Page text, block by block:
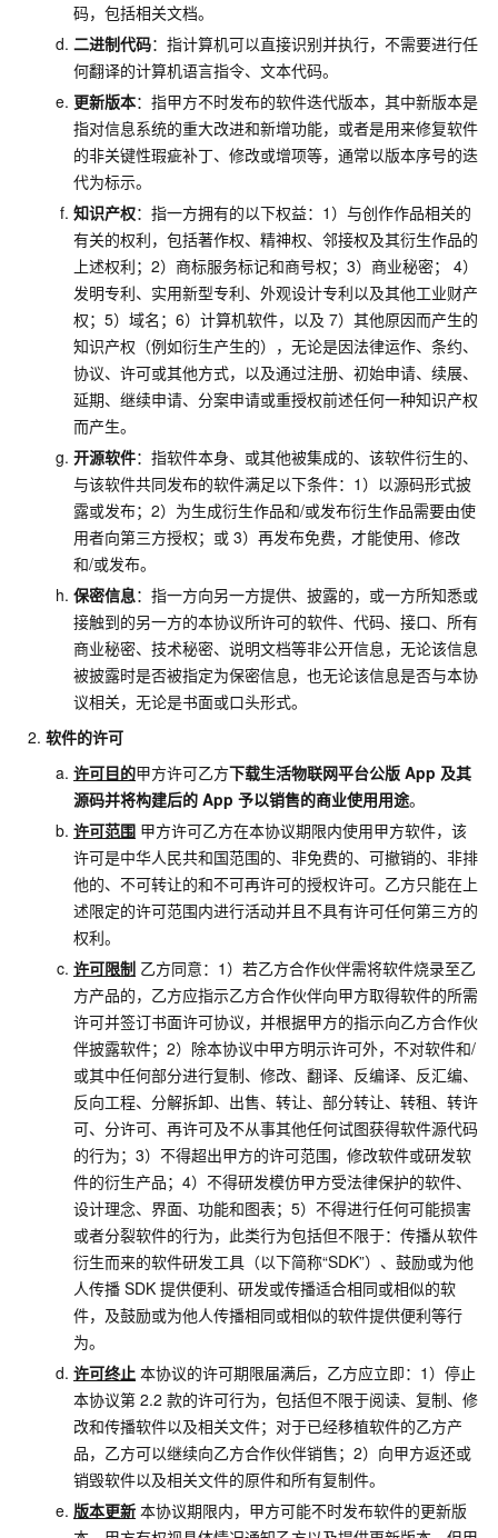
码，包括相关文档。
二进制代码：指计算机可以直接识别并执行，不需要进行任
何翻译的计算机语言指令、文本代码。
更新版本：指甲方不时发布的软件迭代版本，其中新版本是
指对信息系统的重大改进和新增功能，或者是用来修复软件
的非关键性瑕疵补丁、修改或增项等，通常以版本序号的迭
代为标示。
知识产权：指一方拥有的以下权益：1）与创作作品相关的
有关的权利，包括著作权、精神权、邻接权及其衍生作品的
上述权利；2）商标服务标记和商号权；3）商业秘密； 4）
发明专利、实用新型专利、外观设计专利以及其他工业财产
权；5）域名；6）计算机软件，以及 7）其他原因而产生的
知识产权（例如衍生产生的），无论是因法律运作、条约、
协议、许可或其他方式，以及通过注册、初始申请、续展、
延期、继续申请、分案申请或重授权前述任何一种知识产权
而产生。
开源软件：指软件本身、或其他被集成的、该软件衍生的、
与该软件共同发布的软件满足以下条件：1）以源码形式披
露或发布；2）为生成衍生作品和/或发布衍生作品需要由使
用者向第三方授权；或 3）再发布免费，才能使用、修改
和/或发布。
保密信息：指一方向另一方提供、披露的，或一方所知悉或
接触到的另一方的本协议所许可的软件、代码、接口、所有
商业秘密、技术秘密、说明文档等非公开信息，无论该信息
被披露时是否被指定为保密信息，也无论该信息是否与本协
议相关，无论是书面或口头形式。
软件的许可
许可目的甲方许可乙方下载生活物联网平台公版 App 及其
源码并将构建后的 App 予以销售的商业使用用途。
许可范围 甲方许可乙方在本协议期限内使用甲方软件，该
许可是中华人民共和国范围的、非免费的、可撤销的、非排
他的、不可转让的和不可再许可的授权许可。乙方只能在上
述限定的许可范围内进行活动并且不具有许可任何第三方的
权利。
许可限制 乙方同意：1）若乙方合作伙伴需将软件烧录至乙
方产品的，乙方应指示乙方合作伙伴向甲方取得软件的所需
许可并签订书面许可协议，并根据甲方的指示向乙方合作伙
伴披露软件；2）除本协议中甲方明示许可外，不对软件和/
或其中任何部分进行复制、修改、翻译、反编译、反汇编、
反向工程、分解拆卸、出售、转让、部分转让、转租、转许
可、分许可、再许可及不从事其他任何试图获得软件源代码
的行为；3）不得超出甲方的许可范围，修改软件或研发软
件的衍生产品；4）不得研发模仿甲方受法律保护的软件、
设计理念、界面、功能和图表；5）不得进行任何可能损害
或者分裂软件的行为，此类行为包括但不限于：传播从软件
衍生而来的软件研发工具（以下简称“SDK”）、鼓励或为他
人传播 SDK 提供便利、研发或传播适合相同或相似的软
件，及鼓励或为他人传播相同或相似的软件提供便利等行
为。
许可终止 本协议的许可期限届满后，乙方应立即：1）停止
本协议第 2.2 款的许可行为，包括但不限于阅读、复制、修
改和传播软件以及相关文件；对于已经移植软件的乙方产
品，乙方可以继续向乙方合作伙伴销售；2）向甲方返还或
销毁软件以及相关文件的原件和所有复制件。
版本更新 本协议期限内，甲方可能不时发布软件的更新版